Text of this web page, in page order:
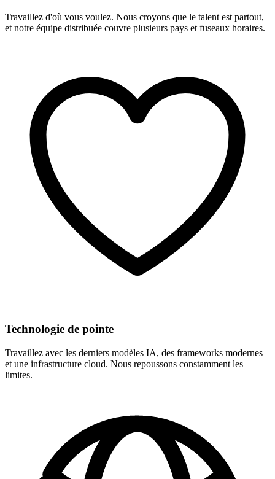
Travaillez d'où vous voulez. Nous croyons que le talent est partout,
et notre équipe distribuée couvre plusieurs pays et fuseaux horaires.
Technologie de pointe
Travaillez avec les derniers modèles IA, des frameworks modernes
et une infrastructure cloud. Nous repoussons constamment les
limites.